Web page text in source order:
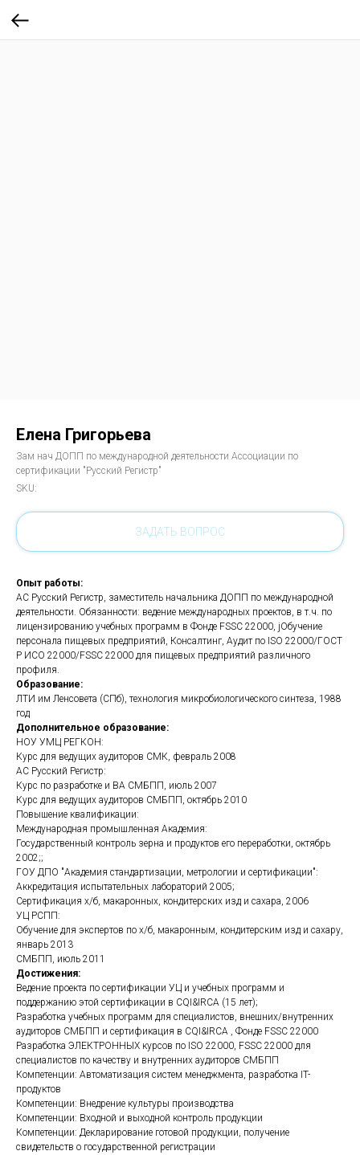
Елена Григорьева
Зам нач ДОПП по международной деятельности Ассоциации по
сертификации "Русский Регистр"
SKU:
ЗАДАТЬ ВОПРОС
Опыт работы:
АС Русский Регистр, заместитель начальника ДОПП по международной
деятельности. Обязанности: ведение международных проектов, в т.ч. по
лицензированию учебных программ в Фонде FSSC 22000, jОбучение
персонала пищевых предприятий, Консалтинг, Аудит по ISO 22000/ГОСТ
Р ИСО 22000/FSSC 22000 для пищевых предприятий различного
профиля.
Образование:
ЛТИ им Ленсовета (СПб), технология микробиологического синтеза, 1988
год
Дополнительное образование:
НОУ УМЦ РЕГКОН:
Курс для ведущих аудиторов СМК, февраль 2008
АС Русский Регистр:
Курс по разработке и ВА СМБПП, июль 2007
Курс для ведущих аудиторов СМБПП, октябрь 2010
Повышение квалификации:
Международная промышленная Академия:
Государственный контроль зерна и продуктов его переработки, октябрь
2002;;
ГОУ ДПО "Академия стандартизации, метрологии и сертификации":
Аккредитация испытательных лабораторий 2005;
Сертификация х/б, макаронных, кондитерских изд и сахара, 2006
УЦ РСПП:
Обучение для экспертов по х/б, макаронным, кондитерским изд и сахару,
январь 2013
СМБПП, июль 2011
Достижения:
Ведение проекта по сертификации УЦ и учебных программ и
поддержанию этой сертификации в CQI&IRCA (15 лет);
Разработка учебных программ для специалистов, внешних/внутренних
аудиторов СМБПП и сертификация в CQI&IRCA , Фонде FSSC 22000
Разработка ЭЛЕКТРОННЫХ курсов по ISO 22000, FSSC 22000 для
специалистов по качеству и внутренних аудиторов СМБПП
Компетенции: Автоматизация систем менеджмента, разработка IT-
продуктов
Компетенции: Внедрение культуры производства
Компетенции: Входной и выходной контроль продукции
Компетенции: Декларирование готовой продукции, получение
свидетельств о государственной регистрации